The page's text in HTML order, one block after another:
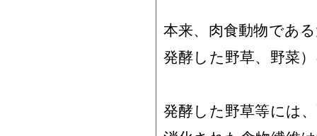
本来、肉食動物であ
発酵した野草、野菜
発酵した野草等には